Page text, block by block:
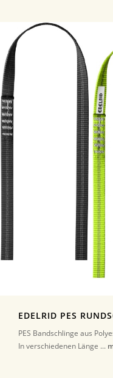
EDELRID PES
PES Bandschlinge aus
In verschiedenen Länge ...